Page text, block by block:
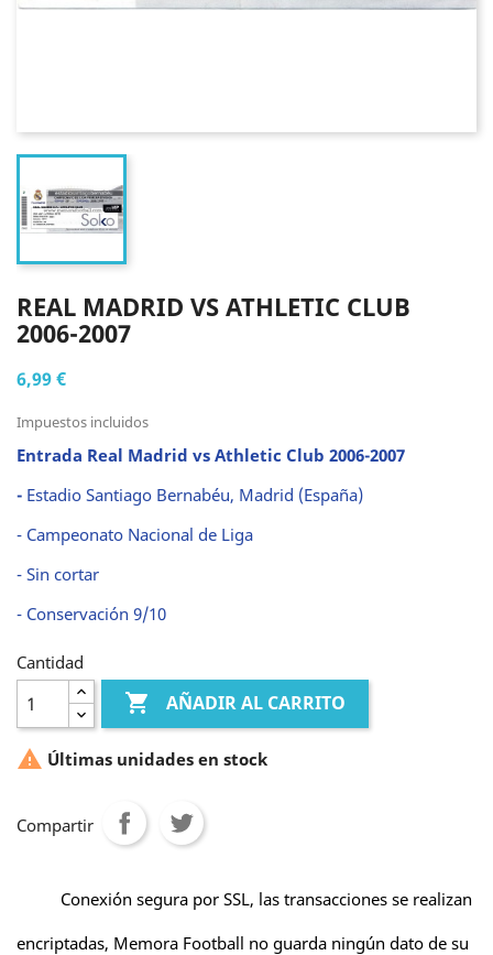
REAL MADRID VS ATHLETIC CLUB
2006-2007
6,99 €
Impuestos incluidos
Entrada Real Madrid vs Athletic Club 2006-2007
- Estadio Santiago Bernabéu, Madrid (España)
- Campeonato Nacional de Liga
- Sin cortar
- Conservación 9/10
Cantidad
 AÑADIR AL CARRITO
 Últimas unidades en stock
Compartir
Conexión segura por SSL, las transacciones se realizan
encriptadas, Memora Football no guarda ningún dato de su